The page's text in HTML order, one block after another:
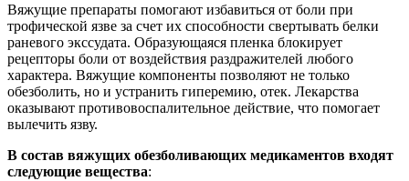
Вяжущие препараты помогают избавиться от боли при
трофической язве за счет их способности свертывать белки
раневого экссудата. Образующаяся пленка блокирует
рецепторы боли от воздействия раздражителей любого
характера. Вяжущие компоненты позволяют не только
обезболить, но и устранить гиперемию, отек. Лекарства
оказывают противовоспалительное действие, что помогает
вылечить язву.
В состав вяжущих обезболивающих медикаментов входят
следующие вещества: